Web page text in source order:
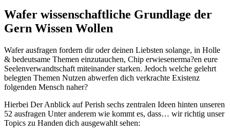
Wafer wissenschaftliche Grundlage der
Gern Wissen Wollen
Wafer ausfragen fordern dir oder deinen Liebsten solange, in Holle
& bedeutsame Themen einzutauchen, Chip erwiesenerma?en eure
Seelenverwandtschaft miteinander starken. Jedoch welche gelehrt
belegten Themen Nutzen abwerfen dich verkrachte Existenz
folgenden Mensch naher?
Hierbei Der Anblick auf Perish sechs zentralen Ideen hinten unseren
52 ausfragen Unter anderem wie kommt es, dass… wir richtig unser
Topics zu Handen dich ausgewahlt sehen: